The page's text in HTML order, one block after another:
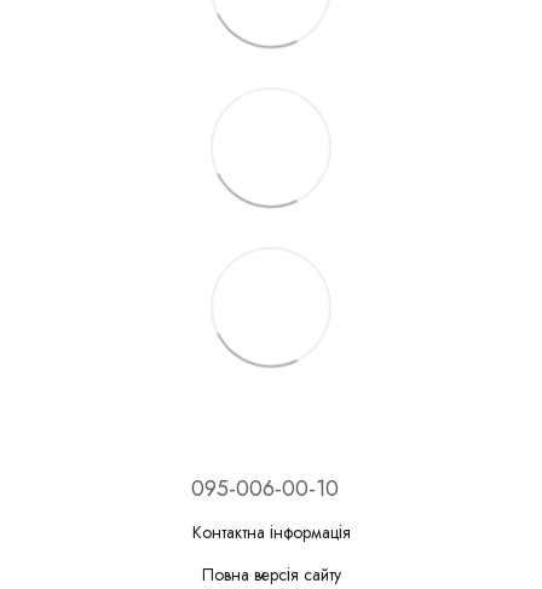
095-006-00-10
Контактна інформація
Повна версія сайту